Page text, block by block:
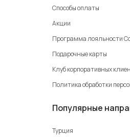
Способы оплаты
Акции
Программа лояльности
Подарочные карты
Клуб корпоративных
Политика обработки
Популярные
Турция